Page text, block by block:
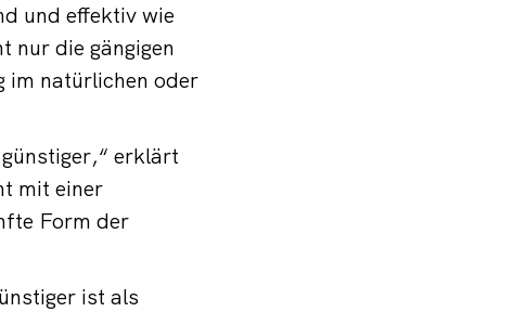
und effektiv wie
nur die gängigen
im natürlichen oder
erklärt
mit einer
Form der
ist als